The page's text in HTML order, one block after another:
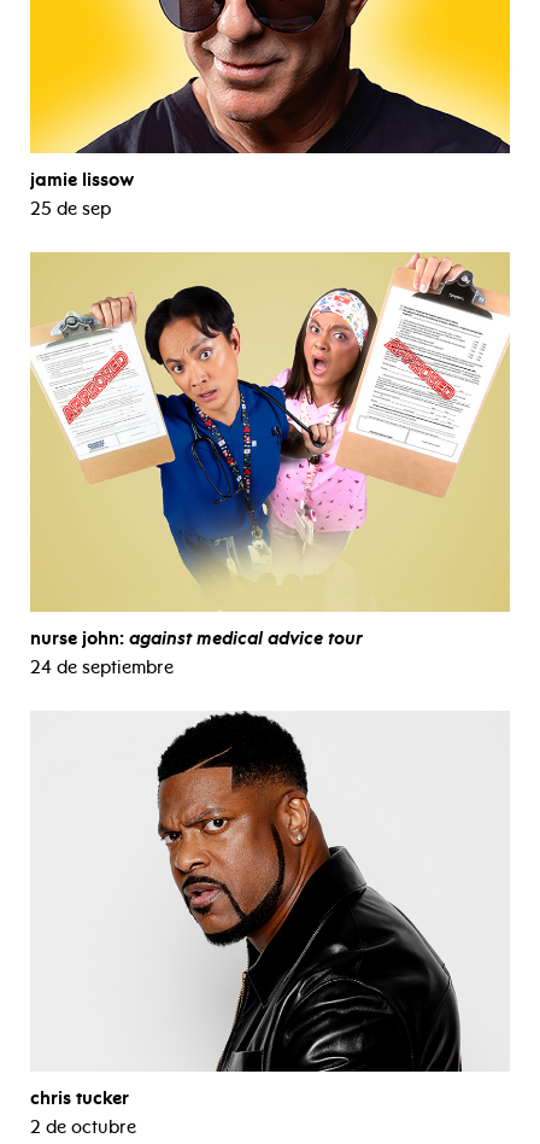
jamie lissow
25 de sep
nurse john: against medical advice tour
24 de septiembre
chris tucker
2 de octubre